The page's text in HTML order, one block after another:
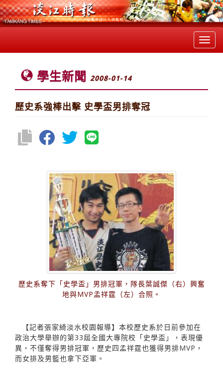
學生新聞 2008-01-14
歷史系強棒出擊 史學盃男排奪冠
歷史系奪下「史學盃」男排冠軍，隊長葉誠傑（右）興奮
地與MVP孟祥霆（左）合照。
【記者張家綺淡水校園報導】本校歷史系於日前參加在
政治大學舉辦的第33屆全國大專院校「史學盃」，表現優
異，不僅奪得男排冠軍，歷史四孟祥霆也獲得男排MVP，
而女排及男籃也拿下亞軍。